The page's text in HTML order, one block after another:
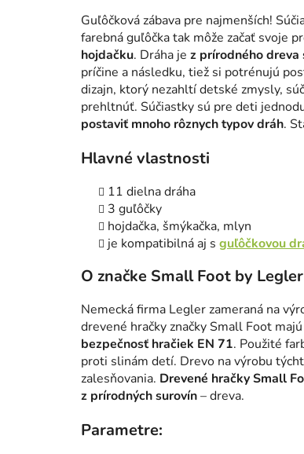
Guľôčková zábava pre najmenších!
farebná guľôčka tak môže začať svoje
hojdačku. Dráha je z prírodného
príčine a následku, tiež si potrénujú
dizajn, ktorý nezahltí detské zmysly,
prehltnúť. Súčiastky sú pre deti
postaviť mnoho rôznych typov dráh.
Hlavné vlastnosti
11 dielna dráha
3 guľôčky
hojdačka, šmýkačka, mlyn
je kompatibilná aj s guľôčkovou
O značke Small Foot by Legler
Nemecká firma Legler zameraná na
drevené hračky značky Small Foot
bezpečnosť hračiek EN 71. Použité
proti slinám detí. Drevo na výrobu
zalesňovania. Drevené hračky Small
z prírodných surovín– dreva.
Parametre: